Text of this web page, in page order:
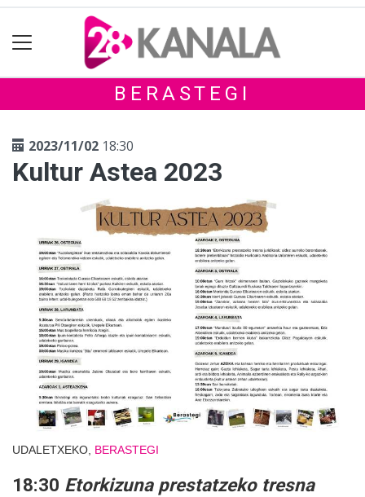
BERASTEGI
2023/11/02 18:30
Kultur Astea 2023
UDALETXEKO, BERASTEGI
18:30 Etorkizuna prestatzeko tresna